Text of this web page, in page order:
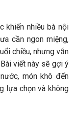
khiến nhiều bà nội
cần ngon miệng,
chiều, nhưng vẫn
viết này sẽ gợi ý
món khô đến
lựa chọn và không